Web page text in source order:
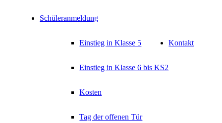
Schüleranmeldung
Einstieg in Klasse 5
Einstieg in Klasse 6 bis KS2
Kosten
Tag der offenen Tür
Kontakt